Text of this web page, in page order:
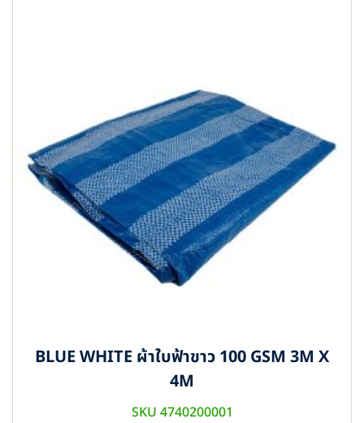
BLUE WHITE ผ้าใบฟ้าขาว 100 GSM 3M X
4M
SKU 4740200001